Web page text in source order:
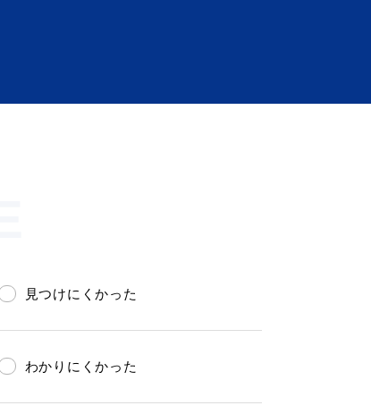
見つけにくかった
わかりにくかった